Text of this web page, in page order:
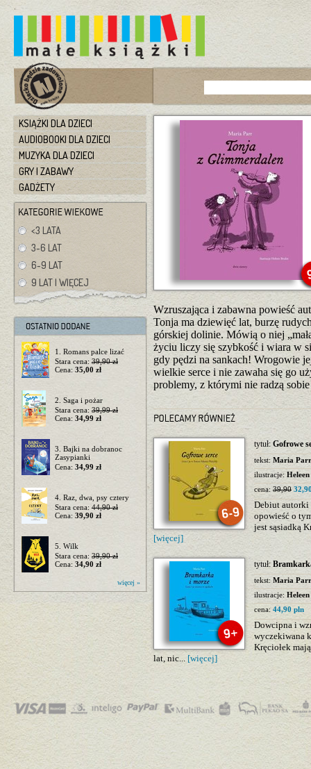
KSIĄŻKI DLA DZIECI
AUDIOBOOKI DLA DZIECI
MUZYKA DLA DZIECI
GRY I ZABAWY
GADŻETY
<3 LATA
3-6 LAT
6-9 LAT
9 LAT I WIĘCEJ
1. Romans palce lizać
Stara cena: 39,90 zł
Cena: 35,00 zł
2. Saga i pożar
Stara cena: 39,99 zł
Cena: 34,99 zł
3. Bajki na dobranoc
Zasypianki
Cena: 34,99 zł
4. Raz, dwa, psy cztery
Stara cena: 44,90 zł
Cena: 39,90 zł
5. Wilk
Stara cena: 39,90 zł
Cena: 34,90 zł
więcej »
Wzruszająca i zabawna powieść
Tonja ma dziewięć lat, burzę
górskiej dolinie. Mówią o niej
życiu liczy się szybkość i wiara w
gdy pędzi na sankach! Wrogowie
wielkie serce i nie zawaha się go
problemy, z którymi nie radzą
tytuł: Gofrowe
tekst: Maria Parr
ilustracje:
cena: 39,90
Debiut autorki
opowieść o
jest sąsiadką
[więcej]
tytuł:
tekst: Maria Parr
ilustracje:
cena: 44,90 pln
Dowcipna i
wyczekiwana
Kręciołek
lat, nic... [więcej]